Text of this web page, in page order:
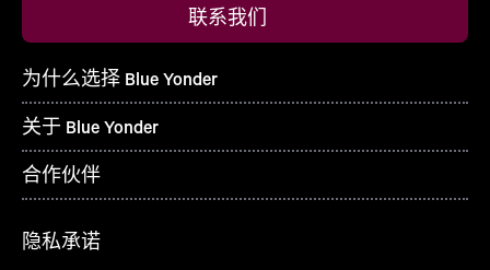
联系我们
为什么选择 Blue Yonder
关于 Blue Yonder
合作伙伴
隐私承诺